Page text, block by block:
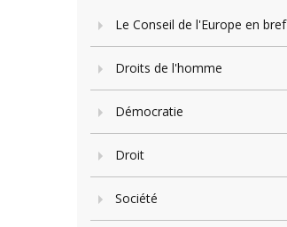
Le Conseil de l'Europe en bref
Droits de l'homme
Démocratie
Droit
Société